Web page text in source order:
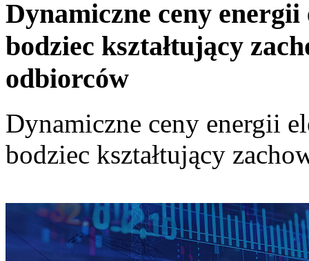
Dynamiczne ceny
bodziec kształtujący
odbiorców
Dynamiczne ceny energii
bodziec kształtujący